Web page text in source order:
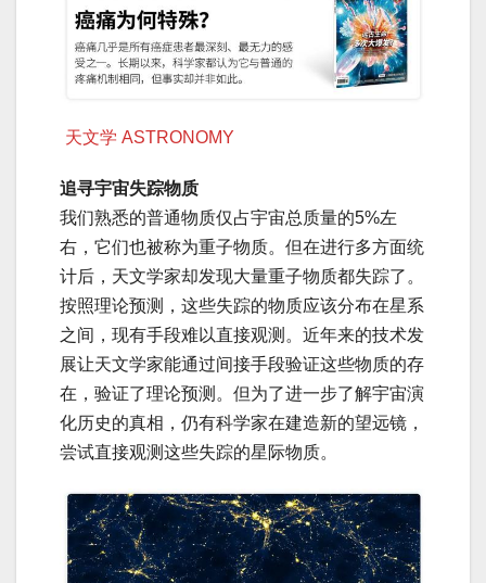
天文学 ASTRONOMY
追寻宇宙失踪物质
我们熟悉的普通物质仅占宇宙总质量的5%左
右，它们也被称为重子物质。但在进行多方面统
计后，天文学家却发现大量重子物质都失踪了。
按照理论预测，这些失踪的物质应该分布在星系
之间，现有手段难以直接观测。近年来的技术发
展让天文学家能通过间接手段验证这些物质的存
在，验证了理论预测。但为了进一步了解宇宙演
化历史的真相，仍有科学家在建造新的望远镜，
尝试直接观测这些失踪的星际物质。